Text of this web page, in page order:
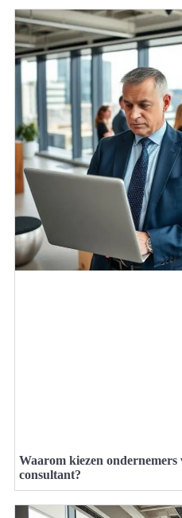
Waarom kiezen
consultant?